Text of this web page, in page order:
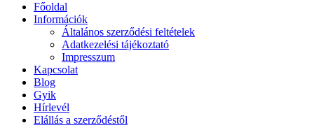
Főoldal
Információk
Általános szerződési feltételek
Adatkezelési tájékoztató
Impresszum
Kapcsolat
Blog
Gyik
Hírlevél
Elállás a szerződéstől